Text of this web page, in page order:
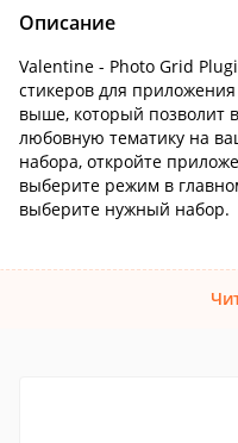
Описание
Valentine - Photo Grid
стикеров для
выше, который позволит
любовную тематику на
набора, откройте
выберите режим в
выберите нужный набор.